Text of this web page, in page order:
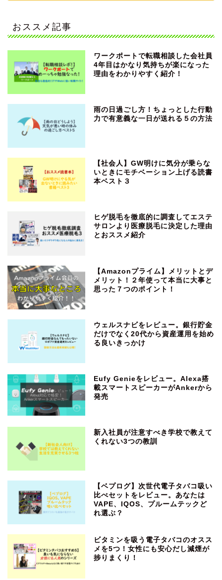
おススメ記事
ワークポートで転職相談した会社員
4年目はかなり気持ちが楽になった
理由をわかりやすく紹介！
雨の日過ごし方！ちょっとした行動
力で有意義な一日が送れる５の方法
【社会人】GW明けに気分が乗らな
いときにモチベーション上げる読書
本ベスト３
ヒゲ脱毛を徹底的に調査してエステ
サロンより医療脱毛に決定した理由
とおススメ紹介
【Amazonプライム】メリットとデ
メリット！２年使って本当に大事と
思った７つのポイント！
ウェルスナビをレビュー。銀行貯金
だけでなく20代から資産運用を始め
る良いきっかけ
Eufy Genieをレビュー。Alexa搭
載スマートスピーカーがAnkerから
発売
新入社員が注意すべき学校で教えて
くれない3つの教訓
【ベプログ】次世代電子タバコ吸い
比べセットをレビュー。あなたは
VAPE、IQOS、プルームテックど
れ選ぶ？
ビタミンを吸う電子タバコのオスス
メを5つ！女性にも安心だし減煙が
捗りまくり！